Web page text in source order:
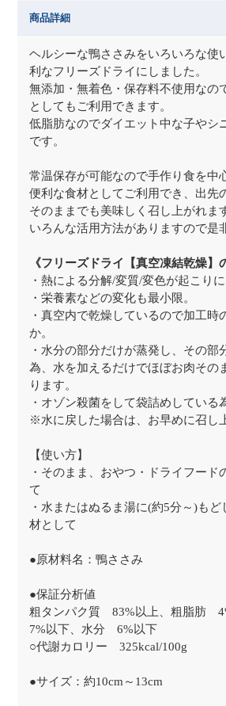
商品詳細
ヘルシーな鴨ささみをいろいろな使
利なフリーズドライにしました。
無添加・無着色・保存料不使用なの
としてもご利用できます。
低脂肪なのでダイエット中な子やシ
です。
常温保存が可能なので手作り食を中
便利な食材としてご利用でき、出先
そのままでも美味しく召し上がれま
いろんな活用方法がありますので是
《フリーズドライ【真空凍結乾燥】
・熱による分解/変質/変色が起こりに
・栄養素などの変化も最小限。
・真空内で乾燥しているので加工時
か。
・水分の部分だけが蒸発し、その部
為、水を加えるだけでほぼお肉その
ります。
・オゾン殺菌をして袋詰めしている
※水に戻した場合は、お早めに召し
【使い方】
・そのまま、おやつ・ドライフード
て
・水またはぬるま湯に(約5分～)も
材として
●原材料名：鴨ささみ
●保証分析値
粗タンパク質 83%以上、粗脂肪
7%以下、水分 6%以下
○代謝カロリー 325kcal/100g
●サイズ：約10cm～13cm